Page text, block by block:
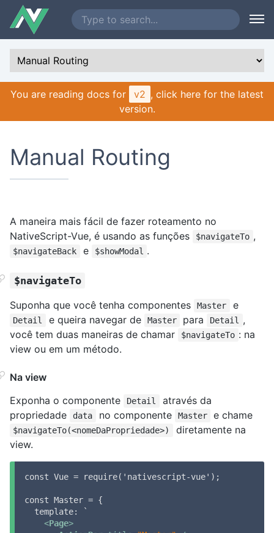
You are reading docs for v2 , click here for the latest
version.
Manual Routing
A maneira mais fácil de fazer roteamento no
NativeScript-Vue, é usando as funções
$navigateTo ,
$navigateBack e $showModal .
$navigateTo
Suponha que você tenha componentes
Master e
Detail e queira navegar de Master para Detail
,
você tem duas maneiras de chamar
$navigateTo : na
view ou em um método.
Na view
Exponha o componente
Detail
através da
propriedade
data no componente Master e chame
$navigateTo(<nomeDaPropriedade>)
diretamente na
view.
const Vue = require('nativescript-vue');
const Master = {
  template: `
<Page>